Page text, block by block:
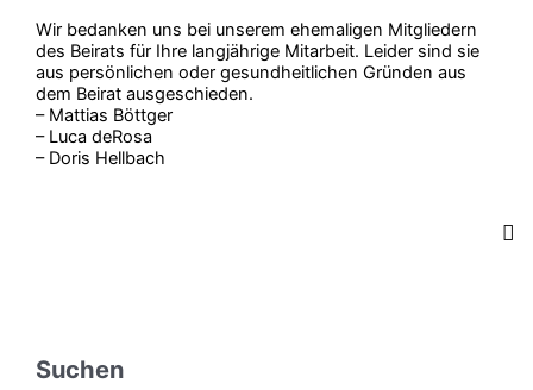
Wir bedanken uns bei unserem ehemaligen Mitgliedern
des Beirats für Ihre langjährige Mitarbeit. Leider sind sie
aus persönlichen oder gesundheitlichen Gründen aus
dem Beirat ausgeschieden.
– Mattias Böttger
– Luca deRosa
– Doris Hellbach
Suchen